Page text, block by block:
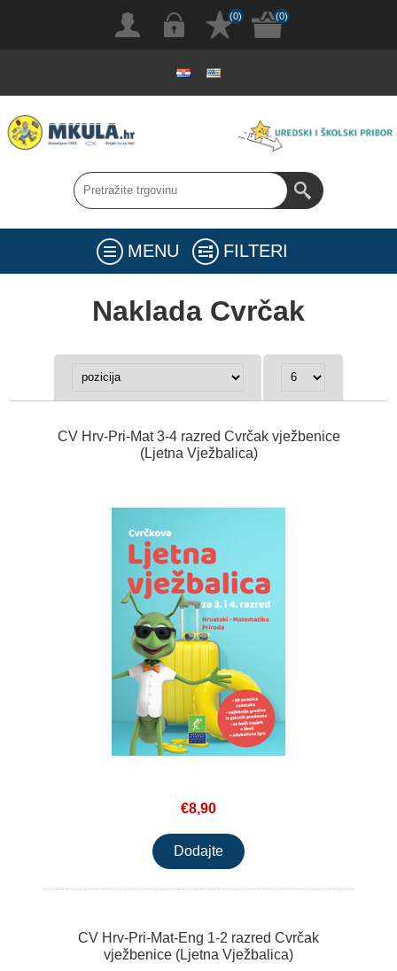
(0) (0)
MENU FILTERI
Naklada Cvrčak
CV Hrv-Pri-Mat 3-4 razred Cvrčak vježbenice
(Ljetna Vježbalica)
€8,90
CV Hrv-Pri-Mat-Eng 1-2 razred Cvrčak
vježbenice (Ljetna Vježbalica)